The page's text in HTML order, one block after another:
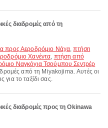
διαδρομές από τη
προς Αεροδρόμιο Νάχα,πτήση
Χανέντα, πτήση από
Ναγκόγια Τσούμπου Σεντρέρ
από τη Miyakojima. Αυτές οι
για το ταξίδι σας.
διαδρομές προς τη Okinawa